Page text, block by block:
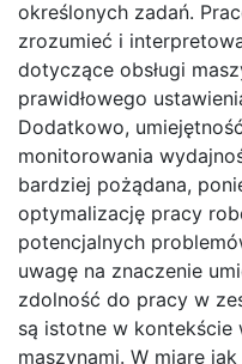
określonych zadań.
zrozumieć i
dotyczące obsługi
prawidłowego
Dodatkowo,
monitorowania
bardziej pożądana,
optymalizację pracy
potencjalnych
uwagę na znaczenie
zdolność do pracy w
są istotne w kontekście
maszynami. W miarę